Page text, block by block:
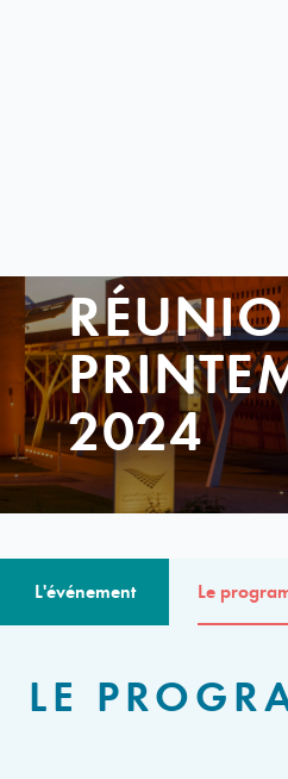
2024
L'événement Le
LE